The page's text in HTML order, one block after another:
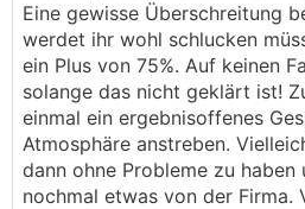
Eine gewisse Überschreitung
werdet ihr wohl schlucken
ein Plus von 75%. Auf keinen
solange das nicht geklärt ist!
einmal ein ergebnisoffenes
Atmosphäre anstreben.
dann ohne Probleme zu
nochmal etwas von der Firma.